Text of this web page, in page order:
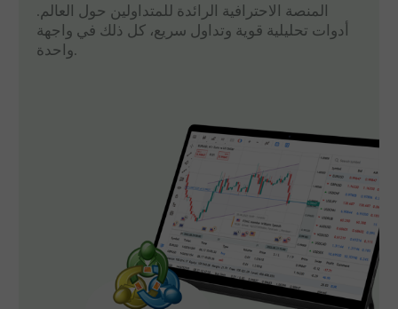
المنصة الاحترافية الرائدة للمتداولين حول العالم.
أدوات تحليلية قوية وتداول سريع، كل ذلك في واجهة
واحدة.